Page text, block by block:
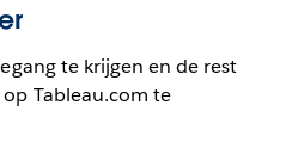
te krijgen en de rest
Tableau.com te